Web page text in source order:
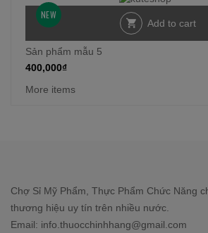
NEW
Add to cart
Sản phẩm mẫu 5
400,000₫
More items
Chợ Sỉ Mỹ Phẩm, Thực Phẩm Chức Năng
thương hiệu uy tín trên nhiều nước.
Email: info.thuocchinhhang@gmail.com